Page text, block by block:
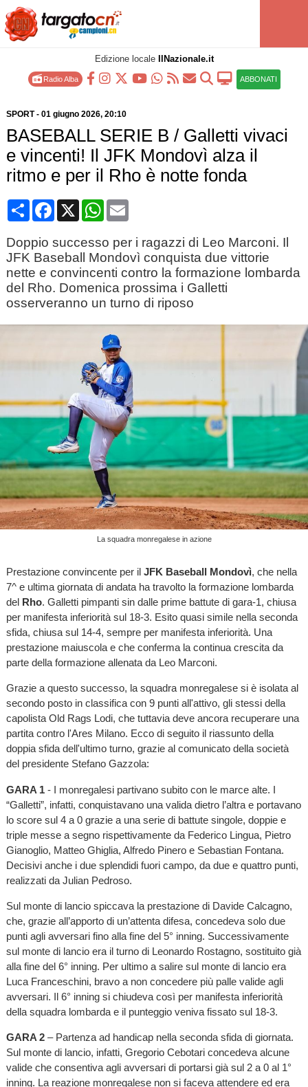
Edizione locale IlNazionale.it
Radio Alba ABBONATI
SPORT- 01 giugno 2026, 20:10
BASEBALL SERIE B / Galletti vivaci
e vincenti! Il JFK Mondovì alza il
ritmo e per il Rho è notte fonda
CondividiFacebook
X WhatsApp
Email
Doppio successo per i ragazzi di Leo Marconi. Il
JFK Baseball Mondovì conquista due vittorie
nette e convincenti contro la formazione lombarda
del Rho. Domenica prossima i Galletti
osserveranno un turno di riposo
La squadra monregalese in azione
Prestazione convincente per il JFK Baseball Mondovì, che nella
7^ e ultima giornata di andata ha travolto la formazione lombarda
del Rho. Galletti pimpanti sin dalle prime battute di gara-1, chiusa
per manifesta inferiorità sul 18-3. Esito quasi simile nella seconda
sfida, chiusa sul 14-4, sempre per manifesta inferiorità. Una
prestazione maiuscola e che conferma la continua crescita da
parte della formazione allenata da Leo Marconi.
Grazie a questo successo, la squadra monregalese si è isolata al
secondo posto in classifica con 9 punti all'attivo, gli stessi della
capolista Old Rags Lodi, che tuttavia deve ancora recuperare una
partita contro l'Ares Milano. Ecco di seguito il riassunto della
doppia sfida dell'ultimo turno, grazie al comunicato della società
del presidente Stefano Gazzola:
GARA 1- I monregalesi partivano subito con le marce alte. I
“Galletti”, infatti, conquistavano una valida dietro l’altra e portavano
lo score sul 4 a 0 grazie a una serie di battute singole, doppie e
triple messe a segno rispettivamente da Federico Lingua, Pietro
Gianoglio, Matteo Ghiglia, Alfredo Pinero e Sebastian Fontana.
Decisivi anche i due splendidi fuori campo, da due e quattro punti,
realizzati da Julian Pedroso.
Sul monte di lancio spiccava la prestazione di Davide Calcagno,
che, grazie all’apporto di un’attenta difesa, concedeva solo due
punti agli avversari fino alla fine del 5° inning. Successivamente
sul monte di lancio era il turno di Leonardo Rostagno, sostituito già
alla fine del 6° inning. Per ultimo a salire sul monte di lancio era
Luca Franceschini, bravo a non concedere più palle valide agli
avversari. Il 6° inning si chiudeva così per manifesta inferiorità
della squadra lombarda e il punteggio veniva fissato sul 18-3.
GARA 2– Partenza ad handicap nella seconda sfida di giornata.
Sul monte di lancio, infatti, Gregorio Cebotari concedeva alcune
valide che consentiva agli avversari di portarsi già sul 2 a 0 al 1°
inning. La reazione monregalese non si faceva attendere ed era